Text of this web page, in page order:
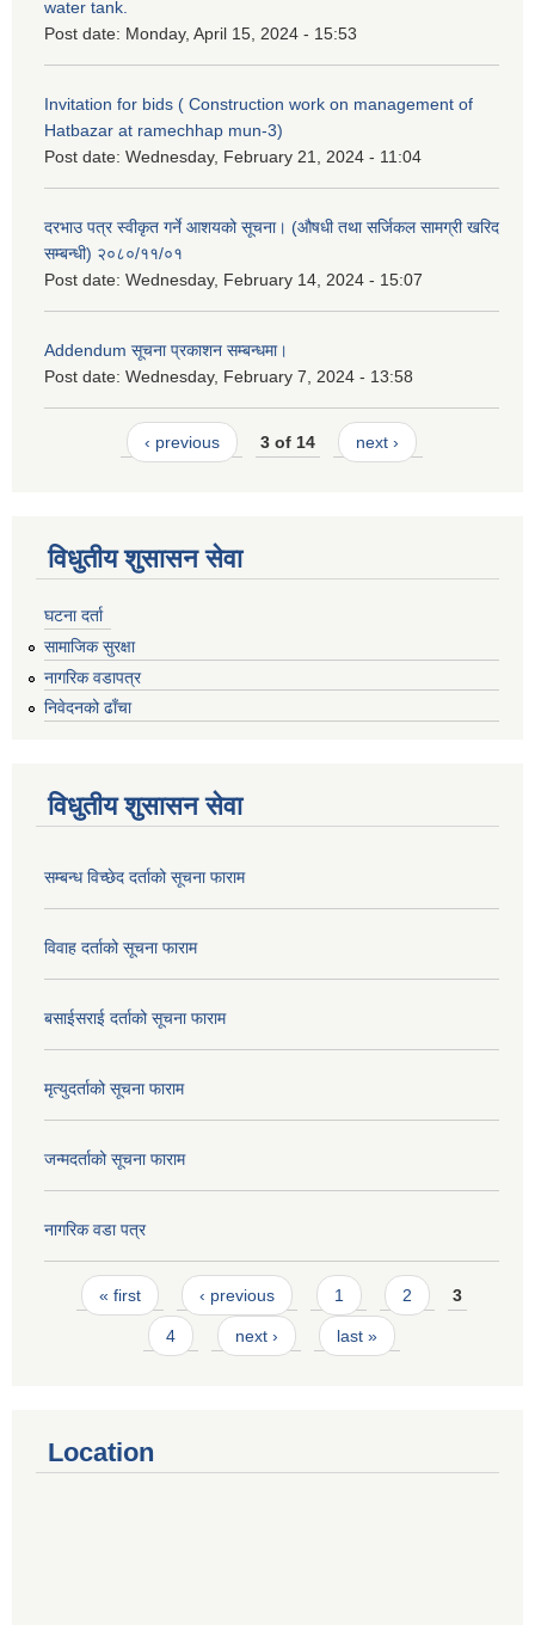
water tank.
Post date: Monday, April 15, 2024 - 15:53
Invitation for bids ( Construction work on management of
Hatbazar at ramechhap mun-3)
Post date: Wednesday, February 21, 2024 - 11:04
दरभाउ पत्र स्वीकृत गर्ने आशयको सूचना। (औषधी तथा सर्जिकल सामग्री खरिद
सम्बन्धी) २०८०/११/०१
Post date: Wednesday, February 14, 2024 - 15:07
Addendum सूचना प्रकाशन सम्बन्धमा।
Post date: Wednesday, February 7, 2024 - 13:58
‹ previous 3 of 14 next ›
विधुतीय शुसासन सेवा
घटना दर्ता
सामाजिक सुरक्षा
नागरिक वडापत्र
निवेदनको ढाँचा
विधुतीय शुसासन सेवा
सम्बन्ध विच्छेद दर्ताको सूचना फाराम
विवाह दर्ताको सूचना फाराम
बसाईसराई दर्ताको सूचना फाराम
मृत्युदर्ताको सूचना फाराम
जन्मदर्ताको सूचना फाराम
नागरिक वडा पत्र
Pages
« first ‹ previous 1 2 3
4 next › last »
Location